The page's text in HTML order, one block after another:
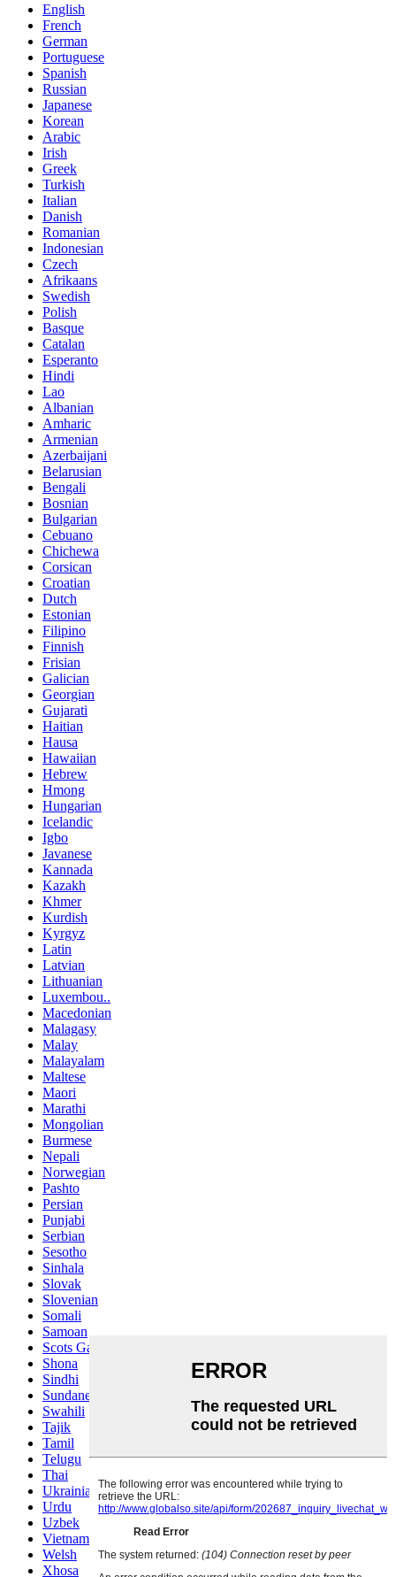
English
French
German
Portuguese
Spanish
Russian
Japanese
Korean
Arabic
Irish
Greek
Turkish
Italian
Danish
Romanian
Indonesian
Czech
Afrikaans
Swedish
Polish
Basque
Catalan
Esperanto
Hindi
Lao
Albanian
Amharic
Armenian
Azerbaijani
Belarusian
Bengali
Bosnian
Bulgarian
Cebuano
Chichewa
Corsican
Croatian
Dutch
Estonian
Filipino
Finnish
Frisian
Galician
Georgian
Gujarati
Haitian
Hausa
Hawaiian
Hebrew
Hmong
Hungarian
Icelandic
Igbo
Javanese
Kannada
Kazakh
Khmer
Kurdish
Kyrgyz
Latin
Latvian
Lithuanian
Luxembou..
Macedonian
Malagasy
Malay
Malayalam
Maltese
Maori
Marathi
Mongolian
Burmese
Nepali
Norwegian
Pashto
Persian
Punjabi
Serbian
Sesotho
Sinhala
Slovak
Slovenian
Somali
Samoan
Scots Gaelic
Shona
Sindhi
Sundanese
Swahili
Tajik
Tamil
Telugu
Thai
Ukrainian
Urdu
Uzbek
Vietnamese
Welsh
Xhosa